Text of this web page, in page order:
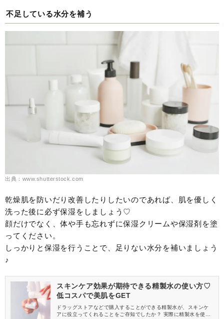
不足している水分を補う
出典：www.shutterstock.com
乾燥肌を防いだり改善したりしたいのであれば、肌を優しく
洗った後に必ず保湿をしましょう♡
顔だけでなく、体や手も忘れずに保湿クリームや保湿剤を塗
ってください。
しっかりと保湿を行うことで、足りない水分を補いましょう
♪
スキンケア効果が期待できる精製水の使い方♡
低コスパで美肌をGET
ドラッグストアなどで購入することができる精製水が、スキンケ
アに役立ってくれることをご存知でしたか？ 実際に精製水を使い